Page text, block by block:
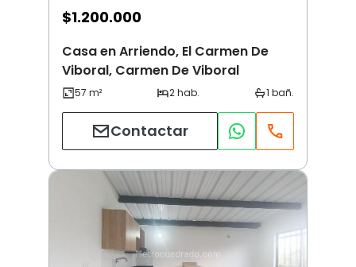
$1.200.000
Casa en Arriendo, El Carmen De
Viboral, Carmen De Viboral
Contactar